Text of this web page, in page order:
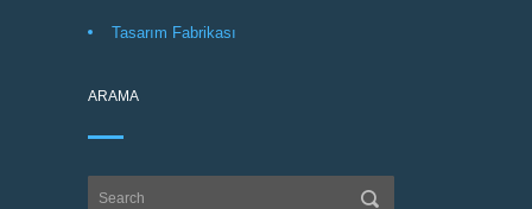
Tasarım Fabrikası
ARAMA